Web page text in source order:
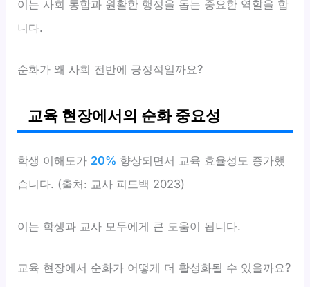
이는 사회 통합과 원활한 행정을 돕는 중요한 역할을 합
니다.
순화가 왜 사회 전반에 긍정적일까요?
교육 현장에서의 순화 중요성
학생 이해도가 20% 향상되면서 교육 효율성도 증가했
습니다. (출처: 교사 피드백 2023)
이는 학생과 교사 모두에게 큰 도움이 됩니다.
교육 현장에서 순화가 어떻게 더 활성화될 수 있을까요?